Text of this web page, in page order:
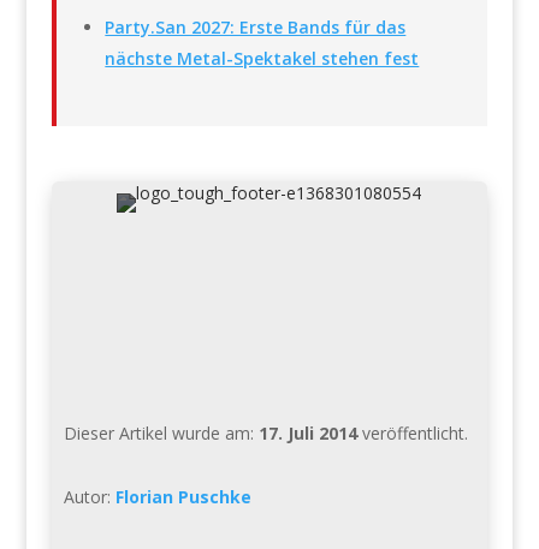
Party.San 2027: Erste Bands für das
nächste Metal-Spektakel stehen fest
Dieser Artikel wurde am: 17. Juli 2014veröffentlicht.
Autor: Florian Puschke